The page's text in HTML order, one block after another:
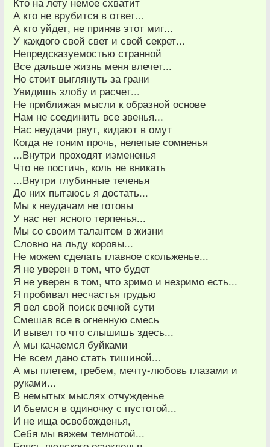
А кто не врубится в ответ...
А кто уйдет, не приняв этот миг...
У каждого свой свет и свой секрет...
Непредсказуемостью странной
Все дальше жизнь меня влечет...
Но стоит выглянуть за грани
Увидишь злобу и расчет...
Не приближая мысли к образной основе
Нам не соединить все звенья...
Нас неудачи рвут, кидают в омут
Когда не гоним прочь, нелепые сомненья
...Внутри проходят измененья
Что не постичь, коль не вникать
...Внутри глубинные теченья
До них пытаюсь я достать...
Мы к неудачам не готовы
У нас нет ясного терпенья...
Мы со своим талантом в жизни
Словно на льду коровы...
Не можем сделать главное скольженье...
Я не уверен в том, что будет
Я не уверен в том, что зримо и незримо есть...
Я пробивал несчастья грудью
Я вел свой поиск вечной сути
Смешав все в огненную смесь
И вывел то что слышишь здесь...
А мы качаемся буйками
Не всем дано стать тишиной...
А мы плетем, гребем, мечту-любовь глазами и
руками...
В немытых мыслях отчужденье
И бьемся в одиночку с пустотой...
И не ища освобожденья,
Себя мы вяжем темнотой...